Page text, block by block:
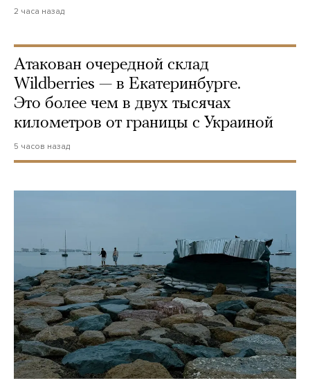
2 часа назад
Атакован очередной склад
Wildberries — в Екатеринбурге.
Это более чем в двух тысячах
километров от границы с Украиной
5 часов назад